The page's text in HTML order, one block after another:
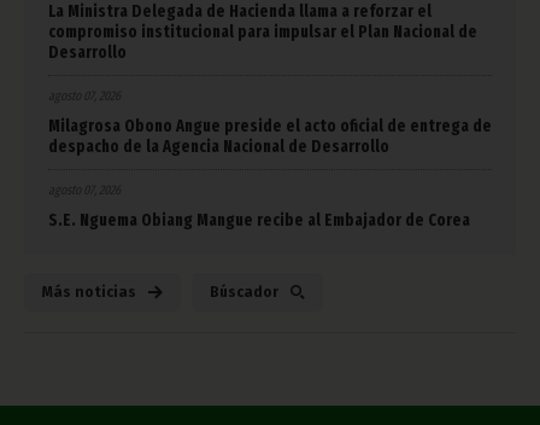
La Ministra Delegada de Hacienda llama a reforzar el
compromiso institucional para impulsar el Plan Nacional de
Desarrollo
agosto 07, 2026
Milagrosa Obono Angue preside el acto oficial de entrega de
despacho de la Agencia Nacional de Desarrollo
agosto 07, 2026
S.E. Nguema Obiang Mangue recibe al Embajador de Corea
Más noticias Búscador